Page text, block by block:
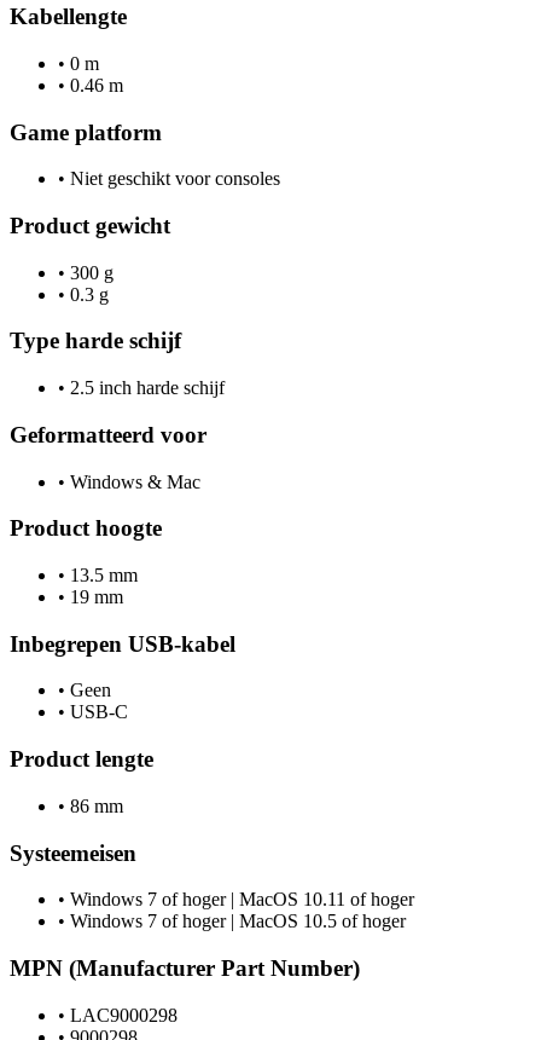
Kabellengte
• 0 m
• 0.46 m
Game platform
• Niet geschikt voor consoles
Product gewicht
• 300 g
• 0.3 g
Type harde schijf
• 2.5 inch harde schijf
Geformatteerd voor
• Windows & Mac
Product hoogte
• 13.5 mm
• 19 mm
Inbegrepen USB-kabel
• Geen
• USB-C
Product lengte
• 86 mm
Systeemeisen
• Windows 7 of hoger | MacOS 10.11 of hoger
• Windows 7 of hoger | MacOS 10.5 of hoger
MPN (Manufacturer Part Number)
• LAC9000298